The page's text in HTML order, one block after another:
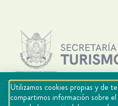
Utilizamos cookies propias y de
compartimos información sobre